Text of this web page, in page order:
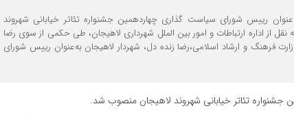
رییس شورای سیاست گذاری چهاردهمین جشنواره تئاتر خیابانی شهروند
از اداره ارتباطات و امور بین الملل شهرداری لاهیجان، طی حکمی از سوی رضا
فرهنگ و ارشاد اسلامی،رضا زنده دل، شهردار لاهیجان به‌عنوان رییس شورای
تئاتر خیابانی شهروند لاهیجان منصوب شد.